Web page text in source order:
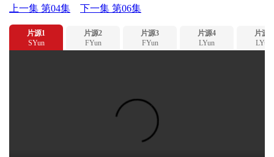
上一集 第04集
下一集 第06集
片源1
SYun
片源2
FYun
片源3
FYun
片源4
LYun
片源5
LYun